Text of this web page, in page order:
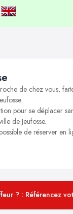
de chez vous,
.
pour se déplacer
de Jeufosse.
de réserver en
? : Référencez